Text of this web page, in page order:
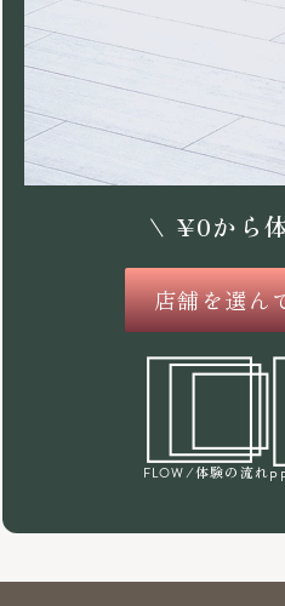
\ ¥0から
店舗を選ん
FLOW /体験の流れ